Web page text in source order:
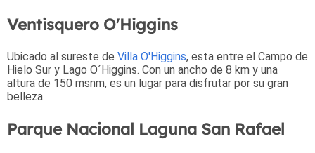
Ventisquero O'Higgins
Ubicado al sureste de Villa O'Higgins, esta entre el Campo de
Hielo Sur y Lago O´Higgins. Con un ancho de 8 km y una
altura de 150 msnm, es un lugar para disfrutar por su gran
belleza.
Parque Nacional Laguna San Rafael